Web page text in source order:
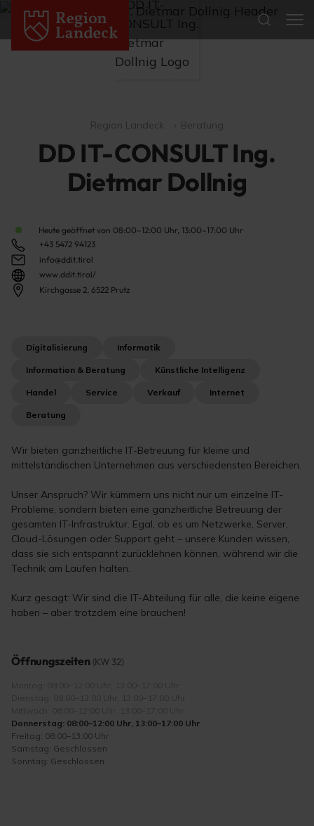
Region Landeck Beratung
DD IT-CONSULT Ing.
Dietmar Dollnig
Heute geöffnet von 08:00–12:00 Uhr, 13:00–17:00 Uhr
+43 5472 94123
info@ddit.tirol
www.ddit.tirol/
Kirchgasse 2, 6522 Prutz
Digitalisierung Informatik
Information & Beratung Künstliche Intelligenz
Handel Service Verkauf Internet
Beratung
Wir bieten ganzheitliche IT-Betreuung für kleine und
mittelständischen Unternehmen aus verschiedensten Bereichen.
Unser Anspruch? Wir kümmern uns nicht nur um einzelne IT-
Probleme, sondern bieten eine ganzheitliche Betreuung der
gesamten IT-Infrastruktur. Egal, ob es um Netzwerke, Server,
Cloud-Lösungen oder Support geht – unsere Kunden wissen,
dass sie sich entspannt zurücklehnen können, während wir die
Technik am Laufen halten.
Kurz gesagt: Wir sind die IT-Abteilung für alle, die keine eigene
haben – aber trotzdem eine brauchen!
Öffnungszeiten (KW 32)
Donnerstag: 08:00–12:00 Uhr, 13:00–17:00 Uhr
Freitag: 08:00–13:00 Uhr
Samstag: Geschlossen
Sonntag: Geschlossen